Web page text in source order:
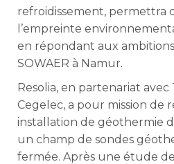
refroidissement, permettra
l’empreinte
en répondant aux
SOWAER à Namur.
Resolia, en partenariat
Cegelec, a pour mission de
installation de géothermie
un champ de sondes
fermée. Après une étude